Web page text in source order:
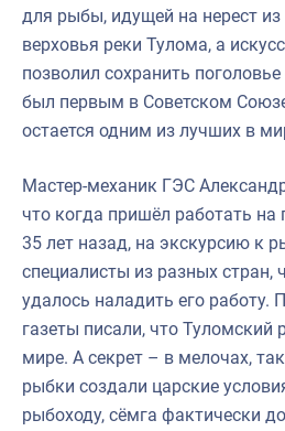
для рыбы, идущей на нерест
верховья реки Тулома, а
позволил сохранить
был первым в Советском
остается одним из лучших в
Мастер-механик ГЭС
что когда пришёл работать на
35 лет назад, на экскурсию к
специалисты из разных стран,
удалось наладить его работу.
газеты писали, что
мире. А секрет – в мелочах,
рыбки создали царские
рыбоходу, сёмга фактически